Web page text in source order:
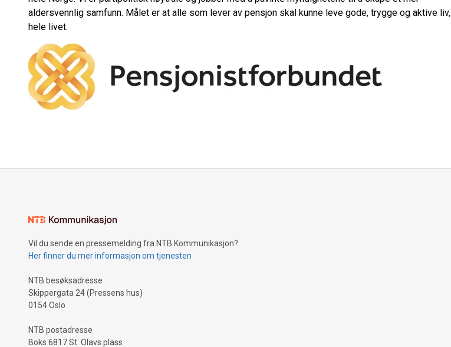
aldersvennlig samfunn. Målet er at alle som lever av pensjon skal kunne leve gode, trygge og aktive liv,
hele livet.
Vil du sende en pressemelding fra NTB Kommunikasjon?
Her finner du mer informasjon om tjenesten
NTB besøksadresse
Skippergata 24 (Pressens hus)
0154 Oslo
NTB postadresse
Boks 6817 St. Olavs plass